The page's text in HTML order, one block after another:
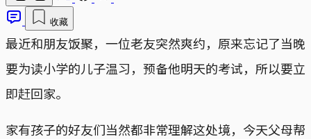
收藏
最近和朋友饭聚，一位老友突然爽约，原来忘记了当晚
要为读小学的儿子温习，预备他明天的考试，所以要立
即赶回家。
家有孩子的好友们当然都非常理解这处境，今天父母帮